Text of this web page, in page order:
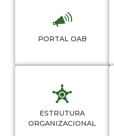
PORTAL OAB
ESTRUTURA
ORGANIZACIONAL